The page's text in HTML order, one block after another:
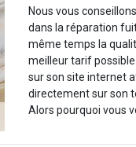
Nous vous
dans la réparation
même temps la
meilleur tarif
sur son site internet
directement sur son
Alors pourquoi vous